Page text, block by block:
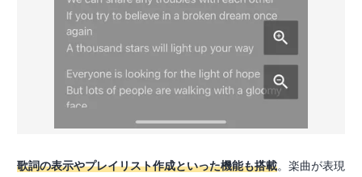
歌詞の表示やプレイリスト作成といった機能も搭載。楽曲が表現